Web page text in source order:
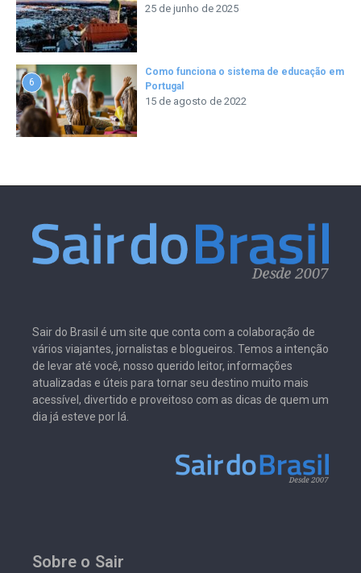
25 de junho de 2025
6
Como funciona o sistema de educação em
Portugal
15 de agosto de 2022
Sair do Brasil é um site que conta com a colaboração de
vários viajantes, jornalistas e blogueiros. Temos a intenção
de levar até você, nosso querido leitor, informações
atualizadas e úteis para tornar seu destino muito mais
acessível, divertido e proveitoso com as dicas de quem um
dia já esteve por lá.
Sobre o Sair